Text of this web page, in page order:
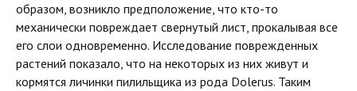
образом, возникло предположение, что кто-то
механически повреждает свернутый лист, прокалывая все
его слои одновременно. Исследование поврежденных
растений показало, что на некоторых из них живут и
кормятся личинки пилильщика из рода Dolerus. Таким